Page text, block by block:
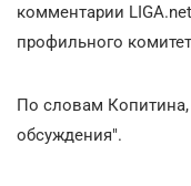
комментарии LIGA.net
профильного
По словам
обсуждения".